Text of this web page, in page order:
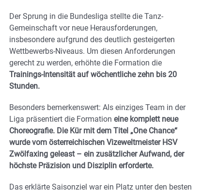
Der Sprung in die Bundesliga stellte die Tanz-
Gemeinschaft vor neue Herausforderungen,
insbesondere aufgrund des deutlich gesteigerten
Wettbewerbs-Niveaus. Um diesen Anforderungen
gerecht zu werden, erhöhte die Formation die
Trainings-Intensität auf wöchentliche zehn bis 20
Stunden.
Besonders bemerkenswert: Als einziges Team in der
Liga präsentiert die Formation eine komplett neue
Choreografie. Die Kür mit dem Titel „One Chance“
wurde vom österreichischen Vizeweltmeister HSV
Zwölfaxing geleast – ein zusätzlicher Aufwand, der
höchste Präzision und Disziplin erforderte.
Das erklärte Saisonziel war ein Platz unter den besten